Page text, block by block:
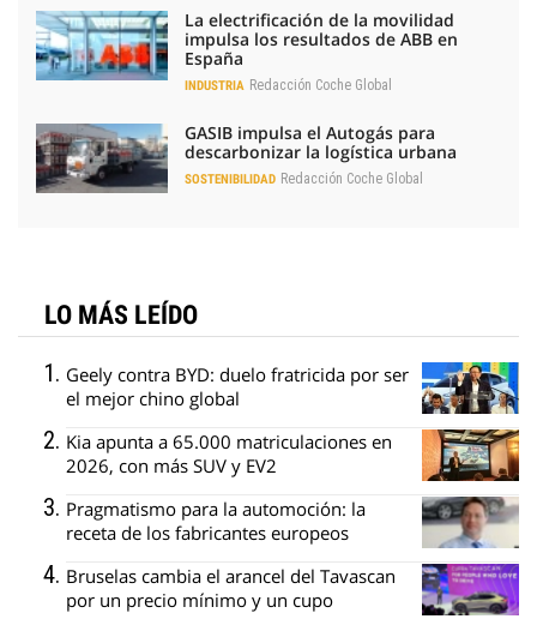
La electrificación de la movilidad
impulsa los resultados de ABB en
España
INDUSTRIA Redacción Coche Global
GASIB impulsa el Autogás para
descarbonizar la logística urbana
SOSTENIBILIDAD Redacción Coche Global
LO MÁS LEÍDO
Geely contra BYD: duelo fratricida por ser
el mejor chino global
Kia apunta a 65.000 matriculaciones en
2026, con más SUV y EV2
Pragmatismo para la automoción: la
receta de los fabricantes europeos
Bruselas cambia el arancel del Tavascan
por un precio mínimo y un cupo